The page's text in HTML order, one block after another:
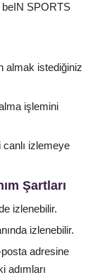
beIN SPORTS
almak istediğiniz
işlemini
canlı izlemeye
Şartları
izlenebilir.
izlenebilir.
adresine
adımları